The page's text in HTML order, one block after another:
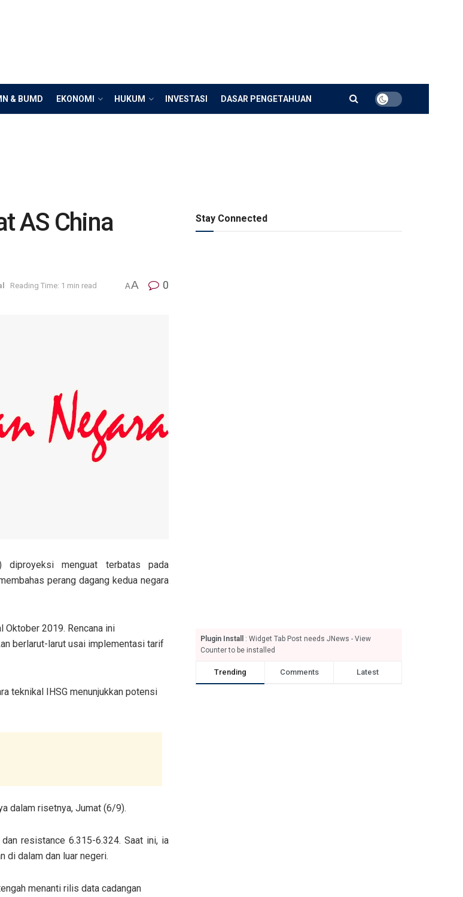
& BUMD EKONOMI HUKUM INVESTASI DASAR PENGETAHUAN
AS China
Reading Time: 1 min read AA 0
diproyeksi menguat terbatas pada
perang dagang kedua negara
Oktober 2019. Rencana ini
berlarut-larut usai implementasi tarif
teknikal IHSG menunjukkan potensi
dalam risetnya, Jumat (6/9).
resistance 6.315-6.324. Saat ini, ia
di dalam dan luar negeri.
menanti rilis data cadangan
Stay Connected
Plugin Install
: Widget Tab Post needs JNews - View
Counter to be installed
Trending Comments Latest